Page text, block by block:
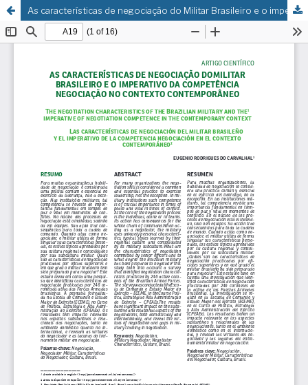
As características de negociação do Militar Brasileiro e o imperativo da competência negociação no contexto contemporâneo